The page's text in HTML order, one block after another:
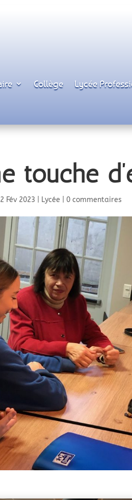
Collège Lycée
touche
2 Fév 2023 Lycée 0 commentaires